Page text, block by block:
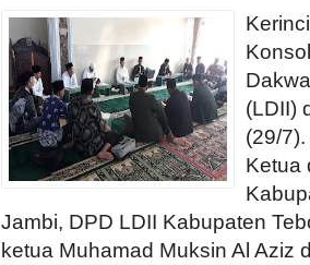
(LDII)
(29/
Ketua
Jambi, DPD LDII Kabupaten
ketua Muhamad Muksin Al Aziz